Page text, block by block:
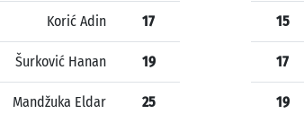
Korić Adin 17
Šurković Hanan 19
Mandžuka Eldar 25
15
17
19